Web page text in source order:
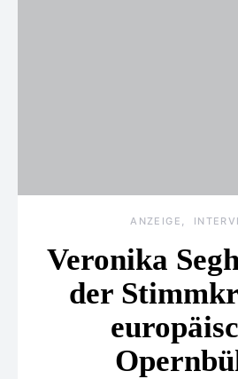
ANZEIGE
Veronika
der